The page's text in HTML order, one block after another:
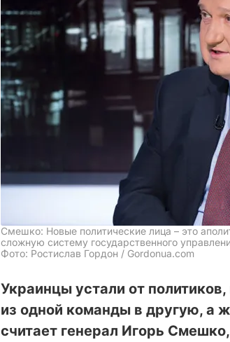
Смешко: Новые политические лица – это
сложную систему государственного
Фото: Ростислав Гордон / Gordonua.com
Украинцы устали от
из одной команды в другую, а
считает генерал Игорь